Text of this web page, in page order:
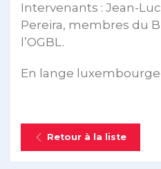
Intervenants : Jean-
Pereira, membres du
l’OGBL.
En lange
Retour à la liste